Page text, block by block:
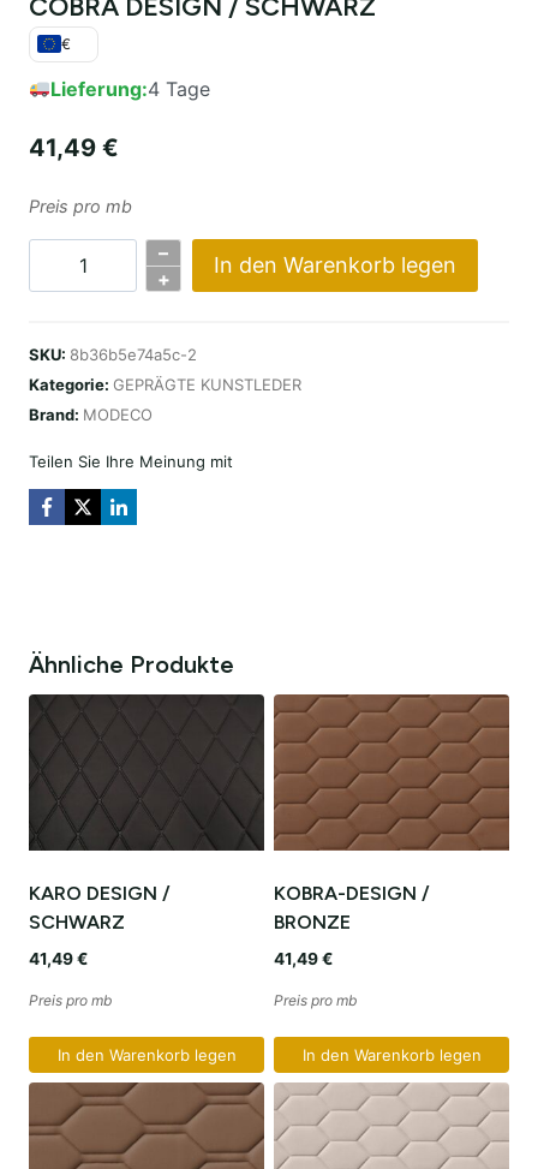
€
Lieferung:4 Tage
41,49 €
Preis pro mb
COBRA
CZARNA
Menge
–
+
In den Warenkorb legen
SKU: 8b36b5e74a5c-2
Kategorie: GEPRÄGTE KUNSTLEDER
Brand: MODECO
Teilen Sie Ihre Meinung mit
Ähnliche Produkte
KARO DESIGN /
SCHWARZ
41,49€
Preis pro mb
In den Warenkorb legen
KOBRA-DESIGN /
BRONZE
41,49€
Preis pro mb
In den Warenkorb legen